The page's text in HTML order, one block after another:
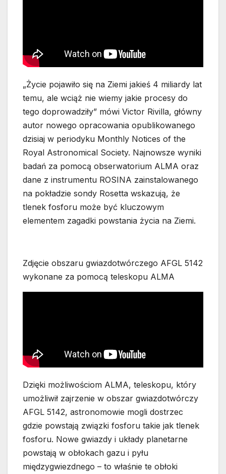
„Życie pojawiło się na Ziemi jakieś 4 miliardy lat
temu, ale wciąż nie wiemy jakie procesy do
tego doprowadziły” mówi Victor Rivilla, główny
autor nowego opracowania opublikowanego
dzisiaj w periodyku Monthly Notices of the
Royal Astronomical Society. Najnowsze wyniki
badań za pomocą obserwatorium ALMA oraz
dane z instrumentu ROSINA zainstalowanego
na pokładzie sondy Rosetta wskazują, że
tlenek fosforu może być kluczowym
elementem zagadki powstania życia na Ziemi.
Zdjęcie obszaru gwiazdotwórczego AFGL 5142
wykonane za pomocą teleskopu ALMA
Dzięki możliwościom ALMA, teleskopu, który
umożliwił zajrzenie w obszar gwiazdotwórczy
AFGL 5142, astronomowie mogli dostrzec
gdzie powstają związki fosforu takie jak tlenek
fosforu. Nowe gwiazdy i układy planetarne
powstają w obłokach gazu i pyłu
międzygwiezdnego – to właśnie te obłoki